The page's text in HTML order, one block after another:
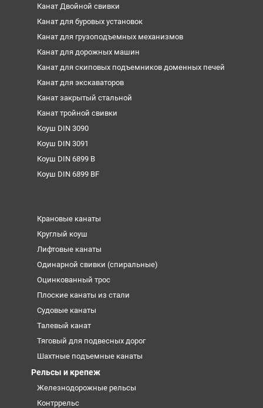
Канат Двойной свивки
Канат для буровых установок
Канат для грузоподъемных механизмов
Канат для дорожных машин
Канат для скиповых подъемников доменных печей
Канат для экскаваторов
Канат закрытый стальной
Канат тройной свивки
Коуш DIN 3090
Коуш DIN 3091
Коуш DIN 6899 B
Коуш DIN 6899 BF
Крановые канаты
Круглый коуш
Лифтовые канаты
Одинарной свивки (спиральные)
Оцинкованный трос
Плоские канаты из стали
Судовые канаты
Талевый канат
Тяговый для подвесных дорог
Шахтные подъемные канаты
Рельсы и крепеж
Железнодорожные рельсы
Контррельс